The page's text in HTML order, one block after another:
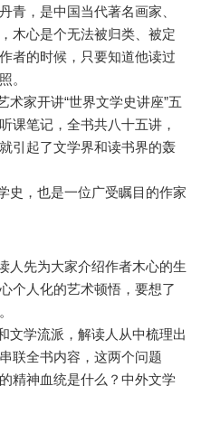
青，是中国当代著名画家、
木心是个无法被归类、被定
者的时候，只要知道他读过
。
术家开讲“世界文学史讲座”五
课笔记，全书共八十五讲，
引起了文学界和读书界的轰
史，也是一位广受瞩目的作家
人先为大家介绍作者木心的生
个人化的艺术顿悟，要想了
文学流派，解读人从中梳理出
联全书内容，这两个问题
精神血统是什么？中外文学